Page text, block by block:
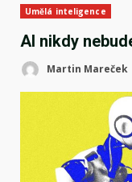
Umělá inteligence
AI nikdy
Martin Mareček